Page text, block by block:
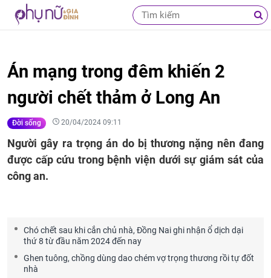
Án mạng trong đêm khiến 2
người chết thảm ở Long An
Đời sống 20/04/2024 09:11
Người gây ra trọng án do bị thương nặng nên đang
được cấp cứu trong bệnh viện dưới sự giám sát của
công an.
Chó chết sau khi cắn chủ nhà, Đồng Nai ghi nhận ổ dịch dại
thứ 8 từ đầu năm 2024 đến nay
Ghen tuông, chồng dùng dao chém vợ trọng thương rồi tự đốt
nhà